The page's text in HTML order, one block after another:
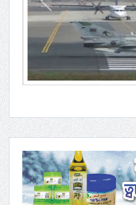
Previous